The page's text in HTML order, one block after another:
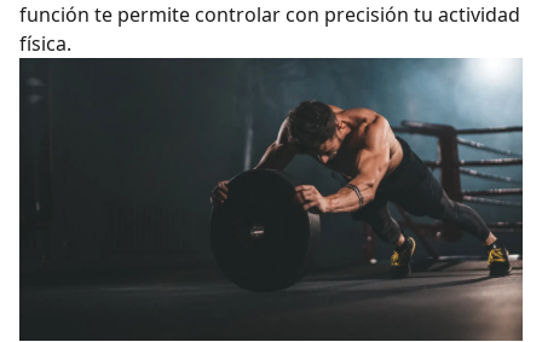
función te permite controlar con precisión tu actividad
física.